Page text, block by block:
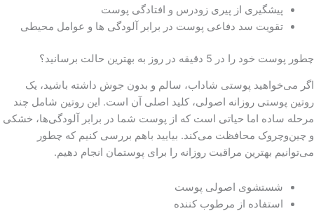
پیشگیری از پیری زودرس و افتادگی پوست
تقویت سد دفاعی پوست در برابر آلودگی ها و عوامل محیطی
چطور پوست خود را در 5 دقیقه در روز به بهترین حالت برسانید؟
اگر می‌خواهید پوستی شاداب، سالم و بدون جوش داشته باشید، یک
روتین پوستی روزانه اصولی، کلید اصلی آن است. این روتین شامل چند
مرحله ساده اما حیاتی است که از پوست شما در برابر آلودگی‌ها، خشکی
و چین‌وچروک محافظت می‌کند. بیایید باهم بررسی کنیم که چطور
می‌توانیم بهترین مراقبت روزانه را برای پوستمان انجام دهیم.
شستشوی اصولی پوست
استفاده از مرطوب کننده